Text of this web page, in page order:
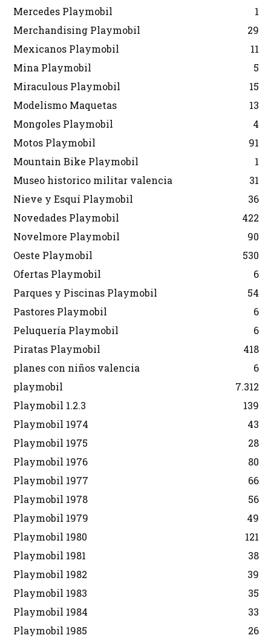
Mercedes Playmobil
1
Merchandising Playmobil
29
Mexicanos Playmobil
11
Mina Playmobil
5
Miraculous Playmobil
15
Modelismo Maquetas
13
Mongoles Playmobil
4
Motos Playmobil
91
Mountain Bike Playmobil
1
Museo historico militar valencia
31
Nieve y Esquí Playmobil
36
Novedades Playmobil
422
Novelmore Playmobil
90
Oeste Playmobil
530
Ofertas Playmobil
6
Parques y Piscinas Playmobil
54
Pastores Playmobil
6
Peluquería Playmobil
6
Piratas Playmobil
418
planes con niños valencia
6
playmobil
7.312
Playmobil 1.2.3
139
Playmobil 1974
43
Playmobil 1975
28
Playmobil 1976
80
Playmobil 1977
66
Playmobil 1978
56
Playmobil 1979
49
Playmobil 1980
121
Playmobil 1981
38
Playmobil 1982
39
Playmobil 1983
35
Playmobil 1984
33
Playmobil 1985
26